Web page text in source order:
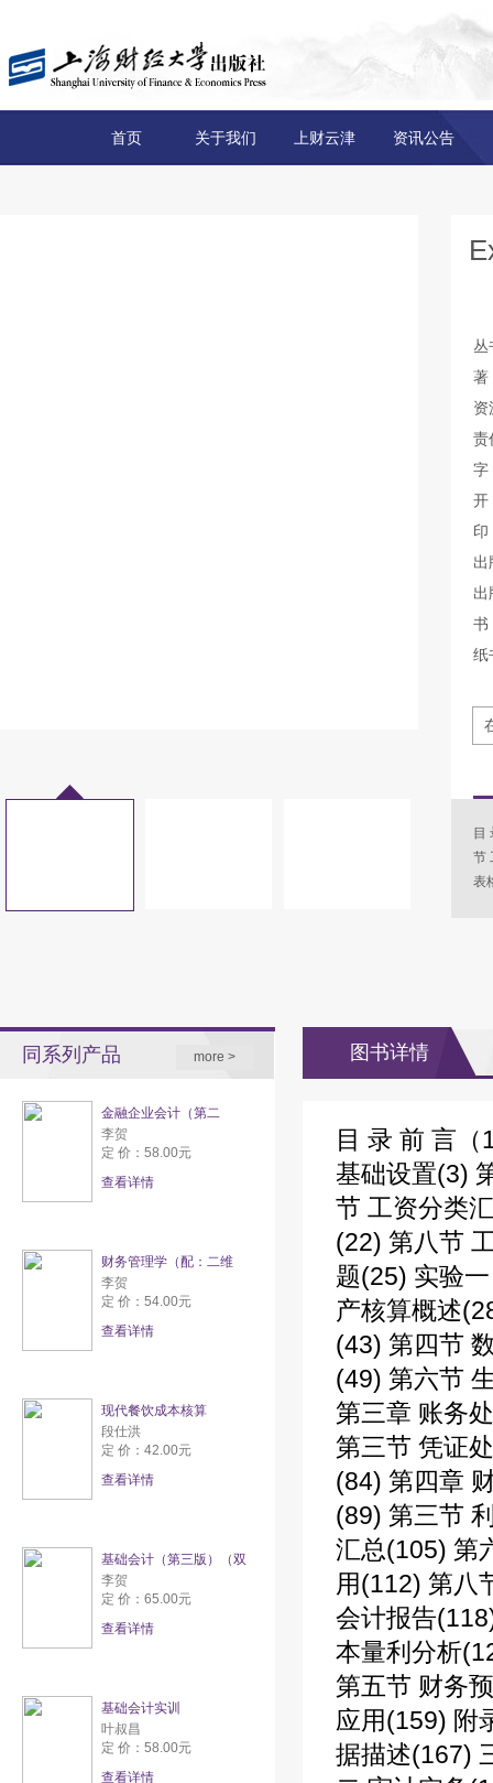
首页 关于我们 上财云津 资讯公告
丛
著
资
责
出
出
纸
目
节
表
同系列产品 more >
金融企业会计（第二
李贺
定 价：58.00元
查看详情
财务管理学（配：二维
李贺
定 价：54.00元
查看详情
现代餐饮成本核算
段仕洪
定 价：42.00元
查看详情
基础会计（第三版）（双
李贺
定 价：65.00元
查看详情
基础会计实训
叶叔昌
定 价：58.00元
查看详情
图书详情
目 录 前 言
基础设置(3)
节 工资分类
(22) 第八节
题(25) 实验
产核算概述
(43) 第四节
(49) 第六节
第三章 账务
第三节 凭证
(84) 第四章
(89) 第三节
汇总(105) 第
用(112) 第八
会计报告
本量利分析
第五节 财务
应用(159) 附
据描述(167)